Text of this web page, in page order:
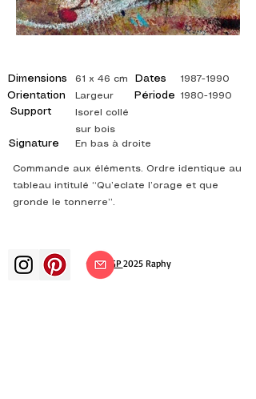
Dimensions
Orientation
Support
Signature
61 x 46 cm
Dates
Période
Largeur
Isorel collé
sur bois
En bas à droite
1987-1990
1980-1990
Commande aux éléments. Ordre identique au
tableau intitulé “Qu’eclate l’orage et que
gronde le tonnerre”.
© ADAGP 2025 Raphy